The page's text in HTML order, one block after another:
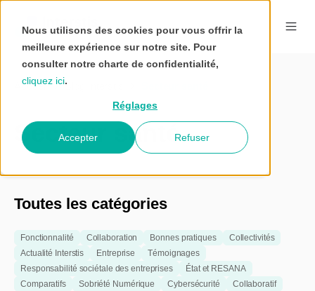
Nous utilisons des cookies pour vous offrir la
meilleure expérience sur notre site. Pour
consulter notre charte de confidentialité,
cliquez ici.
Réglages
Accepter Refuser
Accueil Blog Interstis
Secteur santé
Toutes les catégories
Fonctionnalité Collaboration Bonnes pratiques
Collectivités
Actualité Interstis
Entreprise
Témoignages
Responsabilité sociétale des entreprises
État et RESANA
Comparatifs
Sobriété Numérique Cybersécurité
Collaboratif